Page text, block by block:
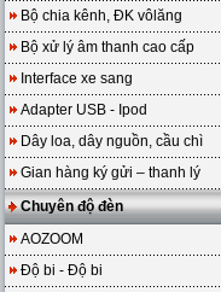
Bộ chia kênh, ĐK vôlăng
Bộ xử lý âm thanh cao cấp
Interface xe sang
Adapter USB - Ipod
Dây loa, dây nguồn, cầu chì
Gian hàng ký gửi – thanh lý
Chuyên độ đèn
AOZOOM
Độ bi - Độ bi